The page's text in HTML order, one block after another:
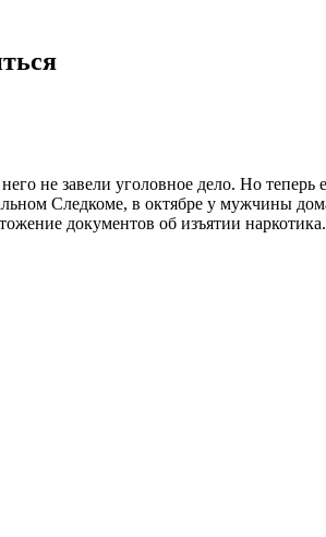
не завели уголовное дело. Но
Следкоме, в октябре у мужчины
документов об изъятии